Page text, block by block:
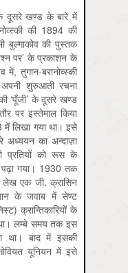
दूसरे खण्ड के बारे में
की 1894 की
की पुस्तक
पर’ के प्रकाशन के
तुगान-बरानोव्स्की
शुरुआती रचना
की ‘पूँजी’ के दूसरे खण्ड
पर इस्तेमाल किया
लिखा गया था। इसे
अध्ययन का अन्दाज़ा
प्रतियों को रूस के
पढ़ा गया। 1930 तक
लेख एक जी. क्रासिन
के जवाब में सेण्ट
क्रान्तिकारियों के
था। लम्बे समय तक इस
था। बाद में इसकी
यूनियन में इसे